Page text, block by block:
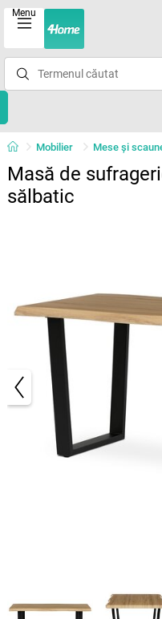
Menu
Mobilier Mese şi
Masă de
sălbatic